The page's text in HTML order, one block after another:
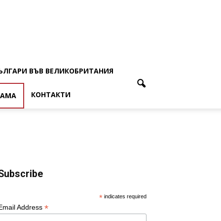
ВЪВ ВЕЛИКОБРИТАНИЯ
КОНТАКТИ
* indicates required
Address *